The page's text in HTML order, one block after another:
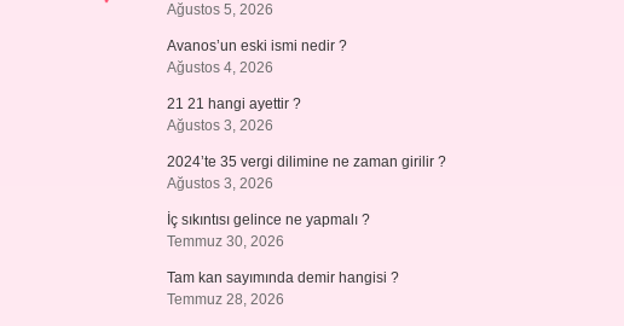
Ağustos 5, 2026
Avanos’un eski ismi nedir ?
Ağustos 4, 2026
21 21 hangi ayettir ?
Ağustos 3, 2026
2024’te 35 vergi dilimine ne zaman girilir ?
Ağustos 3, 2026
İç sıkıntısı gelince ne yapmalı ?
Temmuz 30, 2026
Tam kan sayımında demir hangisi ?
Temmuz 28, 2026